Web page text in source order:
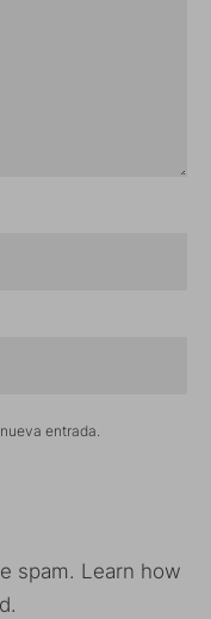
entrada.
spam. Learn how